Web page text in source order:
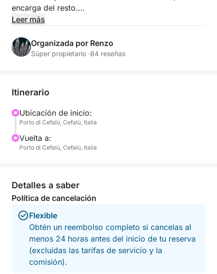
encarga del resto.
privada exclusiva a bordo de nuestro Capelli 600.
Navegará a lo largo de la costa, podrá bucear a su
Durante todo el trayecto, podrá relajarse y disfrutar
navegación, haciendo que su experiencia sea aún
más especial.
Leer más
Organizada por Renzo
Súper propietario ·84 reseñas
Itinerario
Ubicación de inicio:
Porto di Cefalù, Cefalù, Italia
Vuelta a:
Porto di Cefalù, Cefalù, Italia
Detalles a saber
Política de cancelación
Flexible
Obtén un reembolso completo si cancelas al
menos 24 horas antes del inicio de tu reserva
(excluidas las tarifas de servicio y la
comisión).